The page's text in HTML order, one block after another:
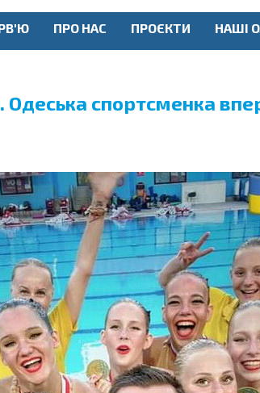
ПРО НАС ПРОЄКТИ НАШІ
Одеська спортсменка